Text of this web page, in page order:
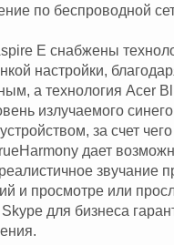
по беспроводной
E снабжены
настройки,
а технология Acer
излучаемого
за счет
дает
звучание
и просмотре или
для бизнеса